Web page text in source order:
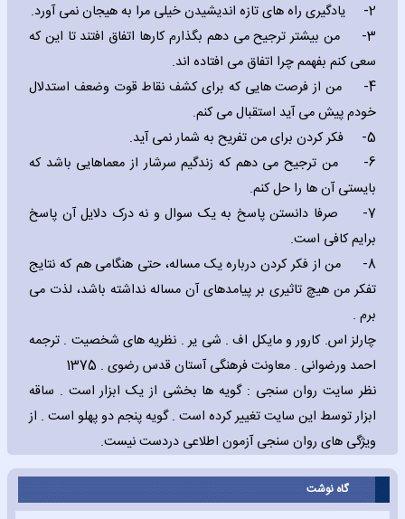
2-
یادگیری راه های تازه اندیشیدن خیلی مرا به هیجان نمی آورد.
3-
من بیشتر ترجیح می دهم بگذارم کارها اتفاق افتند تا این که
سعی کنم بفهمم چرا اتفاق می افتاده اند.
4-
من از فرصت هایی که برای کشف نقاط قوت وضعف استدلال
خودم پیش می آید استقبال می کنم.
5-
فکر کردن برای من تفریح به شمار نمی آید.
6-
من ترجیح می دهم که زندگیم سرشار از معماهایی باشد که
بایستی آن ها را حل کنم.
7-
صرفا دانستن پاسخ به یک سوال و نه درک دلایل آن پاسخ
برایم کافی است.
8-
من از فکر کردن درباره یک مساله، حتی هنگامی هم که نتایج
تفکر من هیچ تاثیری بر پیامدهای آن مساله نداشته باشد، لذت می
برم .
چارلز اس. کارور و مایکل اف . شی یر . نظریه های شخصیت . ترجمه
احمد ورضوانی . معاونت فرهنگی آستان قدس رضوی . 1375
نظر سایت روان سنجی : گویه ها بخشی از یک ابزار است . ساقه
ابزار توسط این سایت تغییر کرده است . گویه پنجم دو پهلو است . از
ویژگی های روان سنجی آزمون اطلاعی دردست نیست.
گاه نوشت